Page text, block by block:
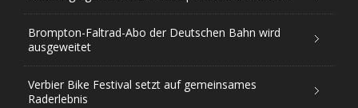
Brompton-Faltrad-Abo der Deutschen Bahn wird
ausgeweitet
Verbier Bike Festival setzt auf gemeinsames
Raderlebnis